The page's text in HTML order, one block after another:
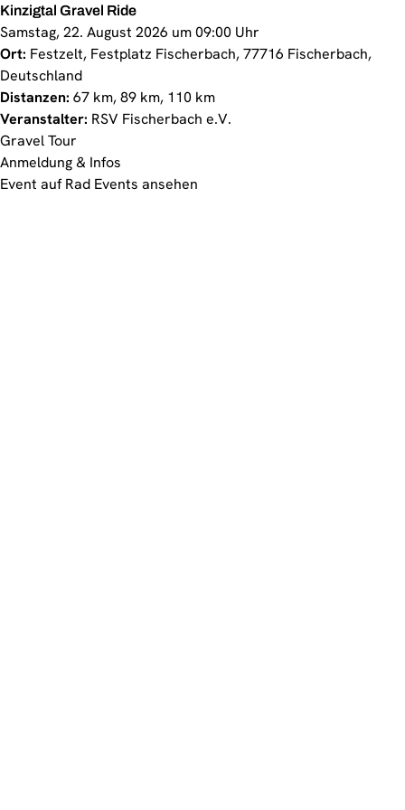
Kinzigtal Gravel Ride
Samstag, 22. August 2026 um 09:00 Uhr
Ort: Festzelt, Festplatz Fischerbach, 77716 Fischerbach,
Deutschland
Distanzen: 67 km, 89 km, 110 km
Veranstalter: RSV Fischerbach e.V.
Gravel Tour
Anmeldung & Infos
Event auf Rad Events ansehen